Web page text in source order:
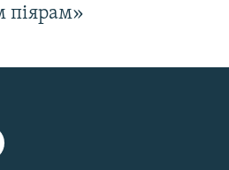
піярам»